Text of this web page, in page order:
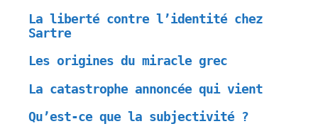
La liberté contre l’identité chez
Sartre
Les origines du miracle grec
La catastrophe annoncée qui vient
Qu’est-ce que la subjectivité ?